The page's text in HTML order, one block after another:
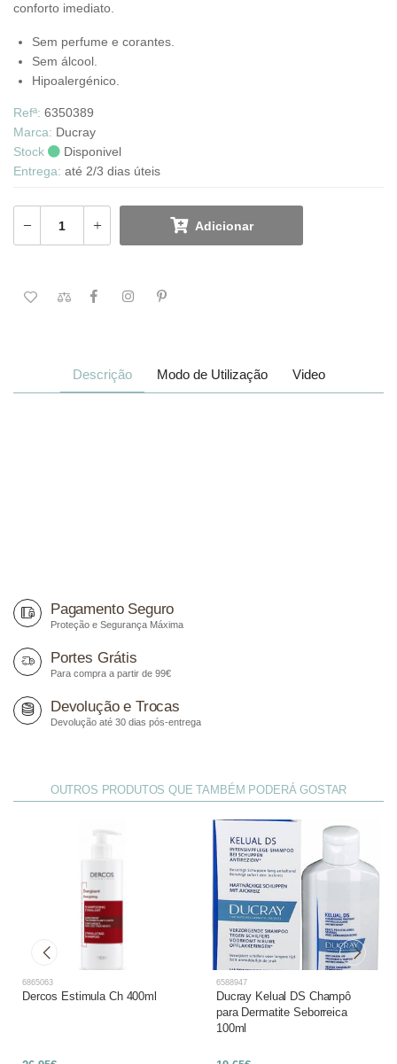
Descrição Modo de Utilização Video
conforto imediato.
Sem perfume e corantes.
Sem álcool.
Hipoalergénico.
Refª: 6350389
Marca: Ducray
Stock
Disponivel
Entrega: até 2/3 dias úteis
Adicionar
Pagamento Seguro
Proteção e Segurança Máxima
Portes Grátis
Para compra a partir de 99€
Devolução e Trocas
Devolução até 30 dias pós-entrega
OUTROS PRODUTOS QUE TAMBÉM PODERÁ GOSTAR
6865063
Dercos Estimula Ch 400ml
6588947
Ducray Kelual DS Champô
para Dermatite Seborreica
100ml